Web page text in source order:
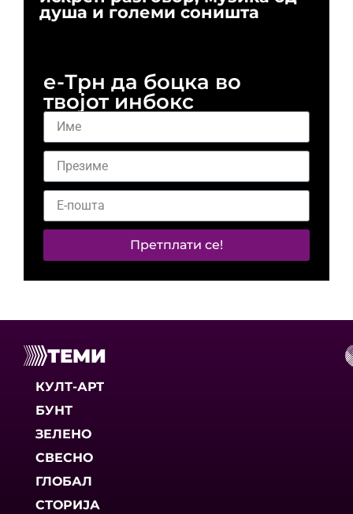
душа и големи соништа
е-Трн да боцка во
твојот инбокс
Претплати се!
ТЕМИ
КУЛТ-АРТ
БУНТ
ЗЕЛЕНО
СВЕСНО
ГЛОБАЛ
СТОРИЈА